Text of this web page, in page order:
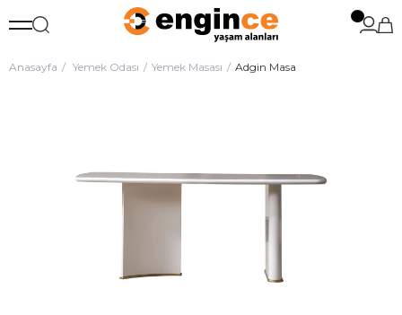
Anasayfa Yemek Odası Yemek Masası Adgin Masa